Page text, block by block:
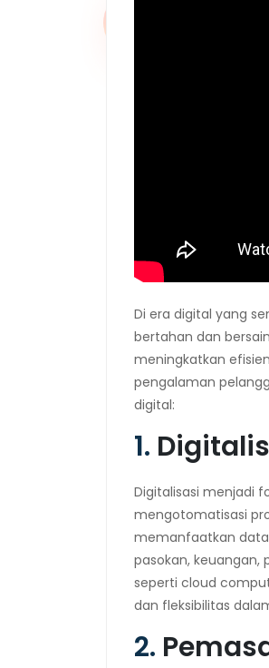
Di era digital yang
bertahan dan
meningkatkan
pengalaman
digital:
1.
Digitalisasi menjadi
mengotomatisasi
memanfaatkan
pasokan, keuangan,
seperti cloud
dan fleksibilitas
2.